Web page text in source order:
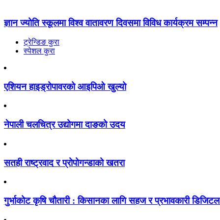
ज्ञान ज्योति स्कूलमा विश्व वातावरण दिवसमा विविध कार्यक्रम सम्पन्न
ट्रेन्डिङ कुरा
स्पेशल कुरा
एशियन हाइड्रोपावरको आइपिओ खुल्यो
नेपाली चलचित्र उद्योगमा दाङको उदय
सतही राष्ट्रवाद र प्रोपोगन्डाको खतरा
गुर्भाकोट कृषि चौतारी : किसानका लागि सहज र प्रभावकारी